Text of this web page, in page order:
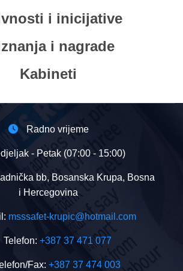
i inicijative
i nagrade
Kabineti
Radno vrijeme
- Petak (07:00 - 15:00)
bb, Bosanska Krupa, Bosna
i Hercegovina
msssafet-krupic@hotmail.com
Telefon: +387 37 471 077
Fax:+387 37 474 003